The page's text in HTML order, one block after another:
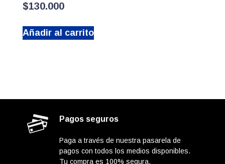
$130.000
Añadir al carrito
Pagos seguros
Paga a través de nuestra pasarela de
pagos con todos los medios disponibles.
Tu compra es 100% segura.